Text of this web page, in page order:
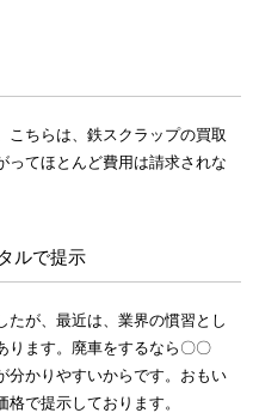
こちらは、鉄スクラップの買取
ってほとんど費用は請求されな
ルで提示
たが、最近は、業界の慣習とし
ります。廃車をするなら〇〇
分かりやすいからです。おもい
で提示しております。